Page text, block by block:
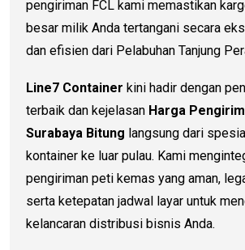
pengiriman FCL kami memastikan
besar milik Anda tertangani secara
dan efisien dari Pelabuhan Tanjung
Line7 Container kini hadir dengan
terbaik dan kejelasan Harga
Surabaya Bitung langsung dari
kontainer ke luar pulau. Kami
pengiriman peti kemas yang aman,
serta ketepatan jadwal layar untuk
kelancaran distribusi bisnis Anda.